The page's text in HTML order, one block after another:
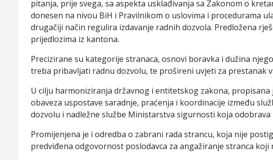
pitanja, prije svega, sa aspekta usklađivanja sa Zakonom o
donesen na nivou BiH i Pravilnikom o uslovima i procedurama
drugačiji način regulira izdavanje radnih dozvola. Predložena
prijedlozima iz kantona.
Precizirane su kategorije stranaca, osnovi boravka i dužina
treba pribavljati radnu dozvolu, te prošireni uvjeti za prestanak
U cilju harmoniziranja državnog i entitetskog zakona, propisana
obaveza uspostave saradnje, praćenja i koordinacije između
dozvolu i nadležne službe Ministarstva sigurnosti koja odobrava
Promijenjena je i odredba o zabrani rada strancu, koja nije
predviđena odgovornost poslodavca za angažiranje stranca koji